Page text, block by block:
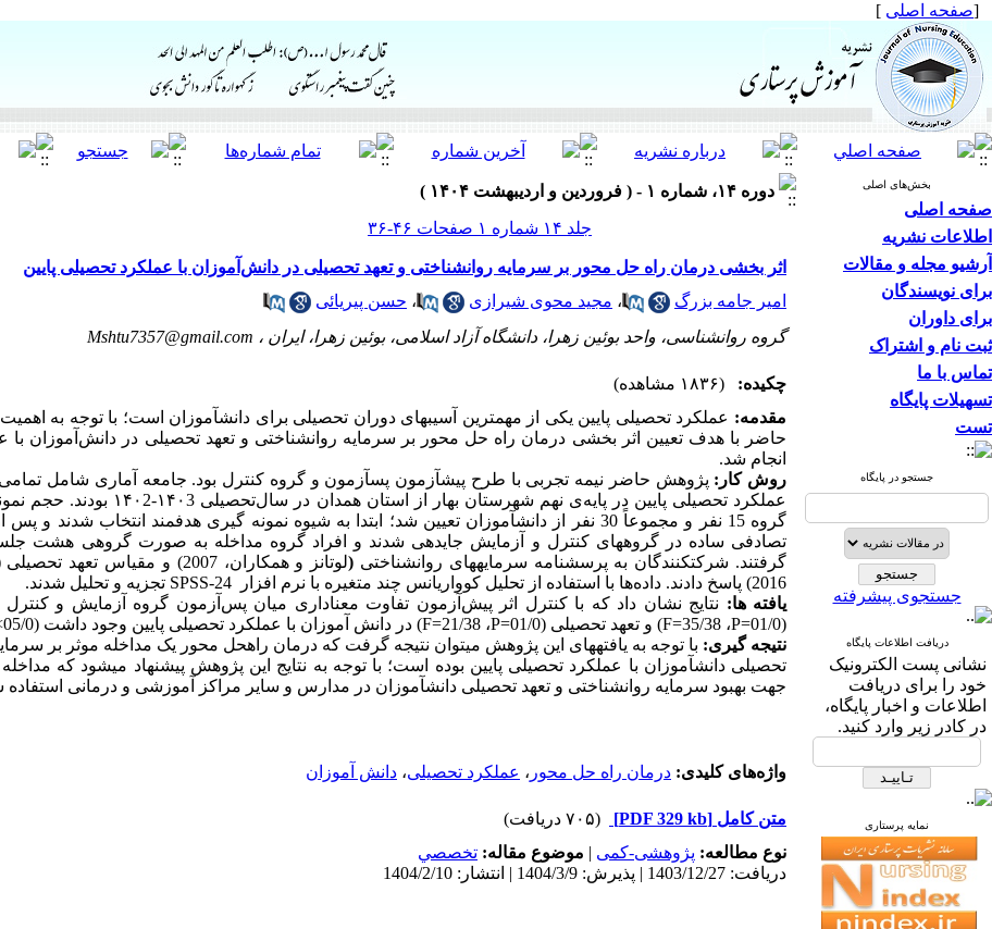
[صفحه اصلی ]
بخش‌های اصلی
صفحه اصلی
اطلاعات نشریه
آرشیو مجله و مقالات
برای نویسندگان
برای داوران
ثبت نام و اشتراک
تماس با ما
تسهیلات پایگاه
تست
جستجو در پایگاه
جستجوی پیشرفته
دریافت اطلاعات پایگاه
نشانی پست الکترونیک
خود را برای دریافت
اطلاعات و اخبار پایگاه،
در کادر زیر وارد کنید.
نمایه پرستاری
دوره ۱۴، شماره ۱ - ( فروردین و اردیبهشت ۱۴۰۴ )
جلد ۱۴ شماره ۱ صفحات ۴۶-۳۶
اثر بخشی درمان راه حل محور بر سرمایه روانشناختی و تعهد تحصیلی در دانش‌آموزان با عملکرد تحصیلی پایین
امیر جامه بزرگ
، مجید محوی شیرازی ، حسن پیریائی
گروه روانشناسی، واحد بوئین زهرا، دانشگاه آزاد اسلامی، بوئین زهرا، ایران ، Mshtu7357@gmail.com
چکیده:
(۱۸۳۶ مشاهده)
مقدمه: عملکرد تحصیلی پایین یکی از مهم­ترین آسیب­های دوران تحصیلی برای دانش­آموزان است؛ با توجه به
حاضر با هدف تعیین اثر بخشی درمان راه حل محور بر سرمایه روانشناختی و تعهد تحصیلی در دانش‌آموزان با
انجام شد.
روش کار: پژوهش حاضر نیمه تجربی با طرح پیش­آزمون پس­آزمون و گروه کنترل بود. جامعه آماری شامل
عملکرد تحصیلی پایین در پایه‌ی نهم شهرستان بهار از استان همدان در سال‌تحصیلی ۱۴۰3-۱۴۰2 بودند.
حجم
گروه 15 نفر و مجموعاً 30 نفر از دانش­آموزان تعیین شد؛ ابتدا به شیوه نمونه گیری هدفمند انتخاب شدند
تصادفی ساده در گروه­های کنترل و آزمایش جای­دهی شدند و افراد گروه مداخله به صورت گروهی هشت
گرفتند. شرکت­کنندگان به پرسشنامه­ سرمایه­های روانشناختی (لوتانز و همکاران، 2007) و مقیاس تعهد تحصیلی
2016)
پاسخ دادند. داده‌ها با استفاده از تحلیل کوواریانس چند متغیره با نرم افزار SPSS-24 تجزیه و تحلیل شدند.
یافته­ ها: نتایج نشان داد که با کنترل اثر پیش‌آزمون تفاوت معناداری میان پس‌آزمون گروه آزمایش و کنترل
(01/0=
P، 35/38= F) و تعهد تحصیلی (01/0= P، 21/38= F) در دانش آموزان با عملکرد تحصیلی پایین وجود داشت (05/0>
نتیجه­ گیری: با توجه به یافته­های این پژوهش می­توان نتیجه گرفت که درمان راه­حل محور یک مداخله موثر بر
تحصیلی دانش­آموزان با عملکرد تحصیلی پایین بوده است؛ با توجه به نتایج این پژوهش پیشنهاد می­شود که
جهت بهبود سرمایه روانشناختی و تعهد تحصیلی دانش­آموزان در مدارس و سایر مراکز آموزشی و درمانی استفاده
واژه‌های کلیدی: درمان راه حل محور ، عملکرد تحصیلی، دانش ­آموزان
متن کامل [PDF 329 kb]
(۷۰۵ دریافت)
نوع مطالعه: پژوهشی-کمی | موضوع مقاله: تخصصي
دریافت: 1403/12/27 | پذیرش: 1404/3/9 | انتشار: 1404/2/10